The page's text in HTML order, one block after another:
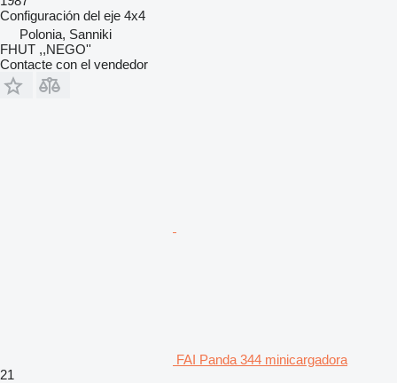
Configuración del eje 4x4
Polonia, Sanniki
FHUT ,,NEGO''
Contacte con el vendedor
FAI Panda 344 minicargadora
21